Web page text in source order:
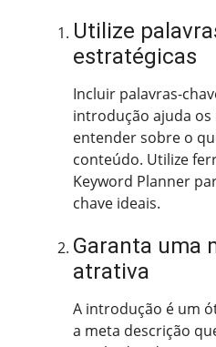
Utilize
estratégicas
Incluir palavras-
introdução ajuda os
entender sobre o
conteúdo. Utilize
Keyword Planner
chave ideais.
Garanta uma
atrativa
A introdução é um
a meta descrição